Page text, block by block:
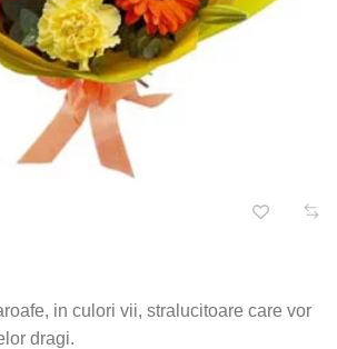
in culori vii, stralucitoare care vor
dragi.